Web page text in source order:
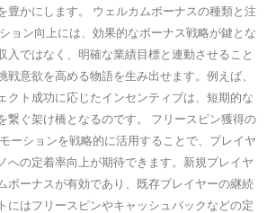
豊かにします。 ウェルカムボーナスの種類と注
ョン向上には、効果的なボーナス戦略が鍵とな
入ではなく、明確な業績目標と連動させること
戦意欲を高める物語を生み出せます。例えば、
クト成功に応じたインセンティブは、短期的な
繋ぐ架け橋となるのです。 フリースピン獲得の
ーションを戦略的に活用することで、プレイヤ
への定着率向上が期待できます。新規プレイヤ
ボーナスが有効であり、既存プレイヤーの継続
にはフリースピンやキャッシュバックなどの定